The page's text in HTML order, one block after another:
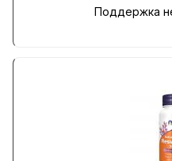
Поддержка